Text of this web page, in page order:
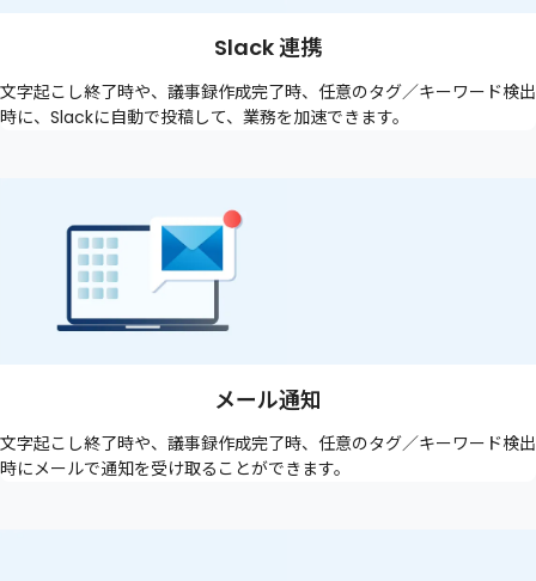
Slack 連携
文字起こし終了時や、議事録作成完了時、任意のタグ／キーワード検出
時に、Slackに自動で投稿して、業務を加速できます。
メール通知
文字起こし終了時や、議事録作成完了時、任意のタグ／キーワード検出
時にメールで通知を受け取ることができます。